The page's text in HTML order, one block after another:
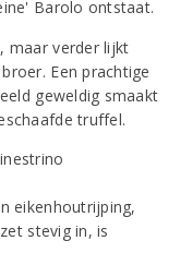
Barolo ontstaat.
maar verder lijkt
Een prachtige
geweldig smaakt
truffel.
eikenhoutrijping,
stevig in, is